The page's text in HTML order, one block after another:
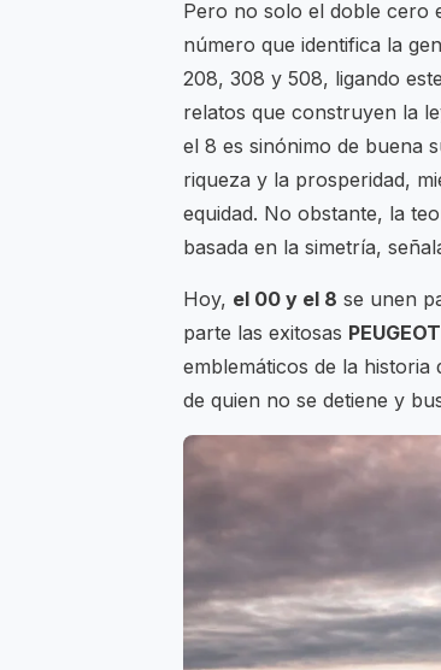
Pero no solo el doble cero
número que identifica la
208, 308 y 508, ligando
relatos que construyen la
el 8 es sinónimo de buena
riqueza y la prosperidad,
equidad. No obstante, la
basada en la simetría,
Hoy, el 00 y el 8 se unen
parte las exitosas
emblemáticos de la
de quien no se detiene y